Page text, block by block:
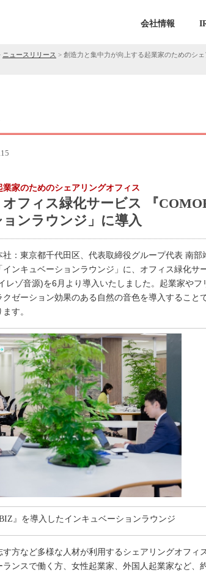
会社情報
ニュースリリース > 創造力と集中力が向上する起業家のためのシ
家のためのシェアリングオフィス
フィス緑化サービス 『
ョンラウンジ」に導入
社：東京都千代田区、代表取締役グループ代表 南
ンキュベーションラウンジ」に、オフィス緑化
レゾ音源)を6月より導入いたしました。 起業家やフ
ゼーション効果のある自然の音色を導入するこ
す。
』を導入したインキュベーションラウンジ
方など多様な人材が利用するシェアリングオフ
ンスで働く方、女性起業家、外国人起業家など、